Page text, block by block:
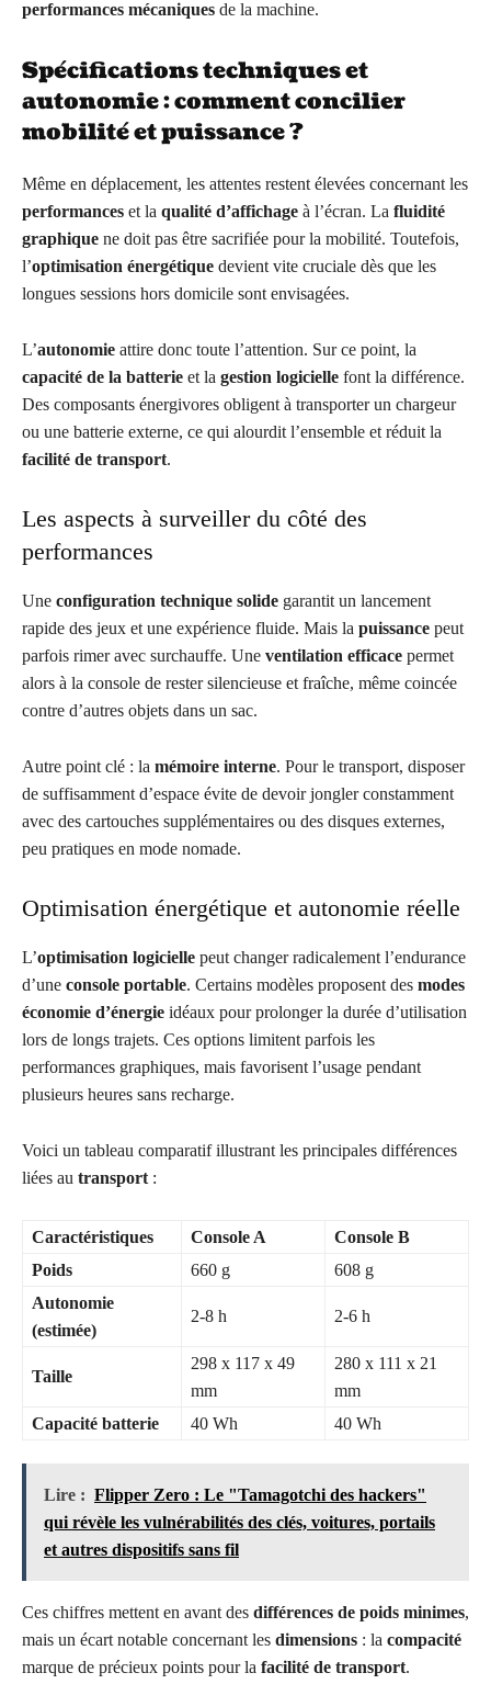
performances mécaniques de la machine.
Spécifications techniques et
autonomie : comment concilier
mobilité et puissance ?
Même en déplacement, les attentes restent élevées concernant les
performances et la qualité d’affichage à l’écran. La fluidité
graphique ne doit pas être sacrifiée pour la mobilité. Toutefois,
l’optimisation énergétique devient vite cruciale dès que les
longues sessions hors domicile sont envisagées.
L’autonomie attire donc toute l’attention. Sur ce point, la
capacité de la batterie et la gestion logicielle font la différence.
Des composants énergivores obligent à transporter un chargeur
ou une batterie externe, ce qui alourdit l’ensemble et réduit la
facilité de transport.
Les aspects à surveiller du côté des
performances
Une configuration technique solide garantit un lancement
rapide des jeux et une expérience fluide. Mais la puissance peut
parfois rimer avec surchauffe. Une ventilation efficace permet
alors à la console de rester silencieuse et fraîche, même coincée
contre d’autres objets dans un sac.
Autre point clé : la mémoire interne. Pour le transport, disposer
de suffisamment d’espace évite de devoir jongler constamment
avec des cartouches supplémentaires ou des disques externes,
peu pratiques en mode nomade.
Optimisation énergétique et autonomie réelle
L’optimisation logicielle peut changer radicalement l’endurance
d’une console portable. Certains modèles proposent des modes
économie d’énergie idéaux pour prolonger la durée d’utilisation
lors de longs trajets. Ces options limitent parfois les
performances graphiques, mais favorisent l’usage pendant
plusieurs heures sans recharge.
Voici un tableau comparatif illustrant les principales différences
liées au transport :
Caractéristiques Console A
Console B
Poids
660 g
608 g
Autonomie
(estimée)
2-8 h 2-6 h
Taille
298 x 117 x 49
mm
280 x 111 x 21
mm
Capacité batterie
40 Wh 40 Wh
Lire : Flipper Zero : Le "Tamagotchi des hackers"
qui révèle les vulnérabilités des clés, voitures, portails
et autres dispositifs sans fil
Ces chiffres mettent en avant des différences de poids minimes,
mais un écart notable concernant les dimensions : la compacité
marque de précieux points pour la facilité de transport.